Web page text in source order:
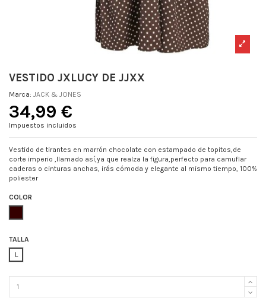
VESTIDO JXLUCY DE JJXX
Marca: JACK & JONES
34,99 €
Impuestos incluidos
Vestido de tirantes en marrón chocolate con estampado de topitos,de
corte imperio ,llamado así,ya que realza la figura,perfecto para camuflar
caderas o cinturas anchas, irás cómoda y elegante al mismo tiempo, 100%
poliester
COLOR
TALLA
L